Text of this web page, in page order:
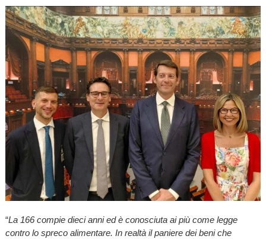
“La 166 compie dieci anni ed è conosciuta ai più come legge
contro lo spreco alimentare. In realtà il paniere dei beni che